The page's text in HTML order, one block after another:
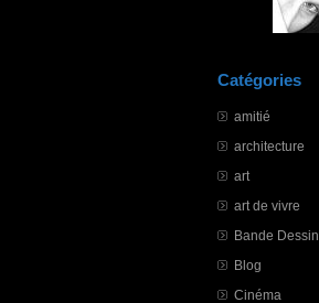
Catégories
amitié
architecture
art
art de vivre
Bande
Blog
Cinéma